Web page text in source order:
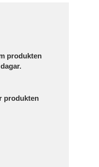
produkten
produkten